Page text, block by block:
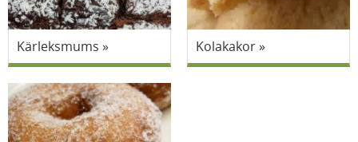
Kärleksmums Kolakakor